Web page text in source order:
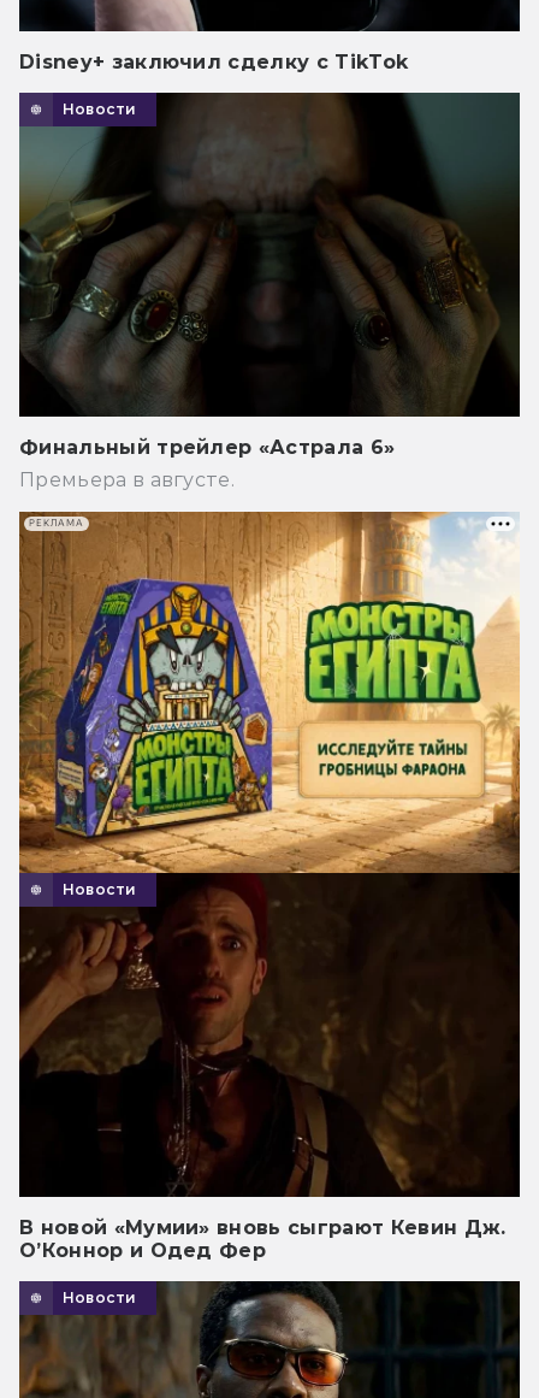
Disney+ заключил сделку с TikTok
Новости
Финальный трейлер «Астрала 6»
Премьера в августе.
Новости
В новой «Мумии» вновь сыграют Кевин Дж.
О’Коннор и Одед Фер
Новости
РЕКЛАМА